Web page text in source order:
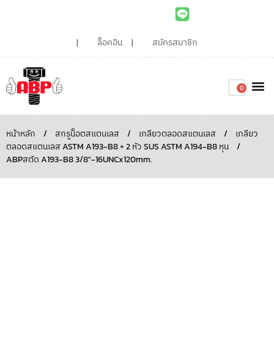
ล็อคอิน สมัครสมาชิก
0
หน้าหลัก / สกรูน็อตสแตนเลส / เกลียวตลอดสแตนเลส /
เกลียว
ตลอดสแตนเลส ASTM A193-B8 + 2 หัว SUS ASTM A194-B8 หุน
/
ABPสตัด A193-B8 3/8″-16UNCx120mm.